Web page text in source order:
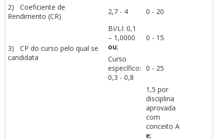
2) Coeficiente de
Rendimento (CR)
2,7 - 4 0 - 20
3) CP do curso pelo qual se
candidata
BI/LI: 0,1
– 1,0000
ou;
0 - 15
Curso
específico:
0,3 - 0,8
0 - 25
1,5 por
disciplina
aprovada
com
conceito A
e;